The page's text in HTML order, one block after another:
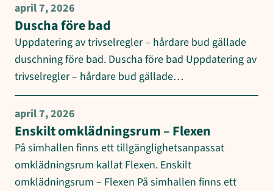
april 7, 2026
Duscha före bad
Uppdatering av trivselregler – hårdare bud gällade
duschning före bad. Duscha före bad Uppdatering av
trivselregler – hårdare bud gällade…
april 7, 2026
Enskilt omklädningsrum – Flexen
På simhallen finns ett tillgänglighetsanpassat
omklädningsrum kallat Flexen. Enskilt
omklädningsrum – Flexen På simhallen finns ett